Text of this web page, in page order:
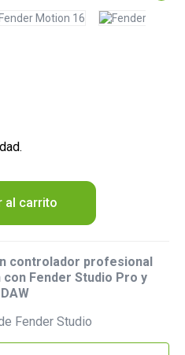
al carrito
controlador profesional
Fender Studio Pro y